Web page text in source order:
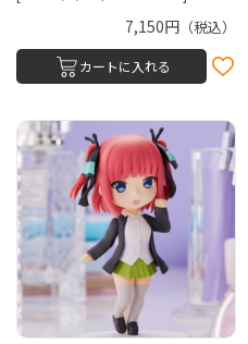
7,150円（税込）
カートに入れる